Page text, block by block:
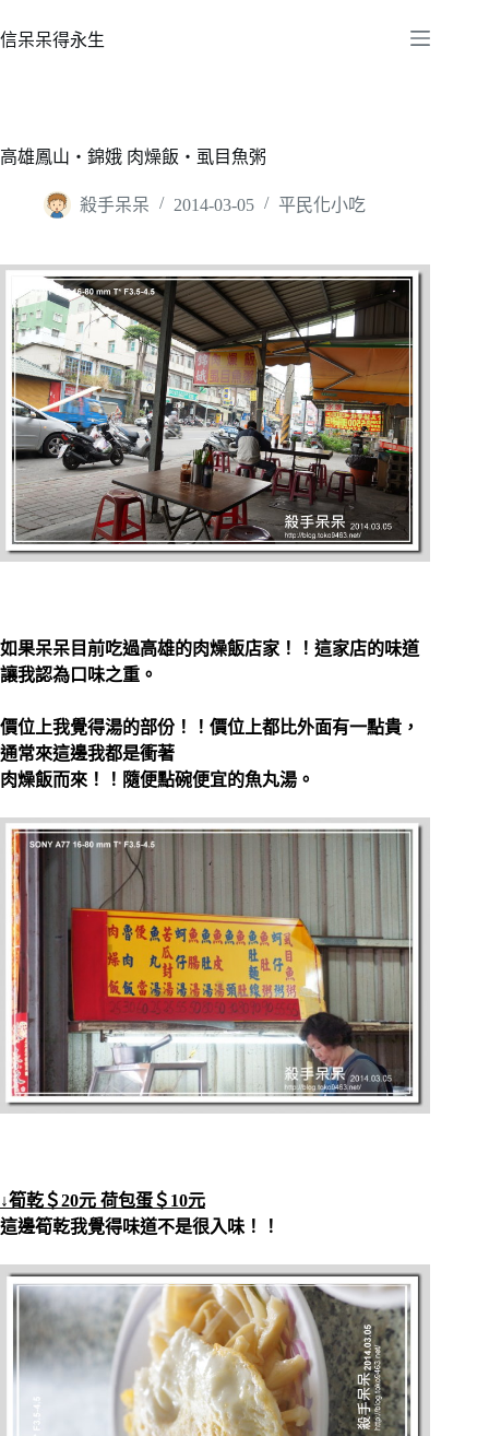
至
容
信呆呆得永生
高雄鳳山‧錦娥 肉燥飯‧虱目魚粥
殺手呆呆 2014-03-05 平民化小吃
如果呆呆目前吃過高雄的肉燥飯店家！！這家店的味道
讓我認為口味之重。
價位上我覺得湯的部份！！價位上都比外面有一點貴，
通常來這邊我都是衝著
肉燥飯而來！！隨便點碗便宜的魚丸湯。
↓筍乾＄20元 荷包蛋＄10元
這邊筍乾我覺得味道不是很入味！！